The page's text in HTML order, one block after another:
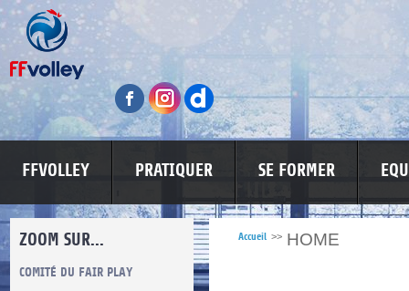
FFVOLLEY PRATIQUER SE FORMER
ZOOM SUR...
COMITÉ DU FAIR PLAY LUTTE CONTRE LES VIOLENCES
Accueil >> HOME